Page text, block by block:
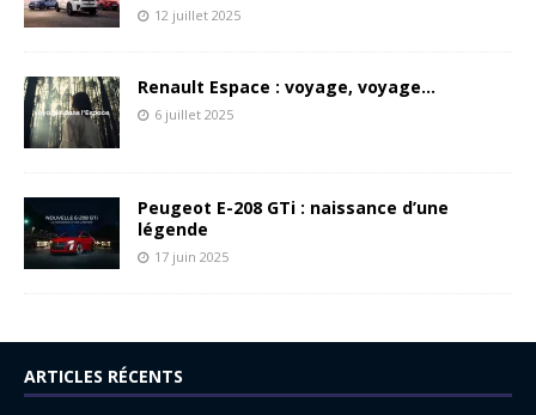
12 juillet 2025
Renault Espace : voyage, voyage…
6 juillet 2025
Peugeot E-208 GTi : naissance d’une
légende
17 juin 2025
ARTICLES RÉCENTS